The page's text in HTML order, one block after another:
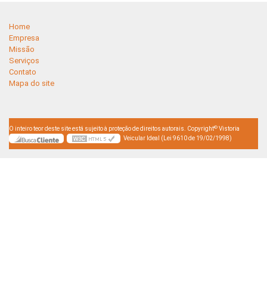
Home
Empresa
Missão
Serviços
Contato
Mapa do site
O inteiro teor deste site está sujeito à proteção de direitos autorais. Copyright© Vistoria
Veicular Ideal (Lei 9610 de 19/02/1998)